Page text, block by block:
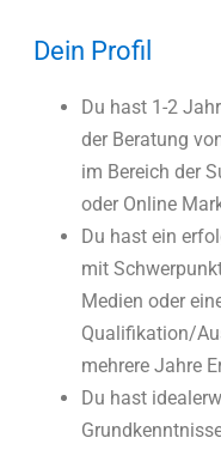
Dein Profil
Du hast 1-2
der Beratung
im Bereich der
oder Online
Du hast ein
mit
Medien oder
Qualifikation/
mehrere Jahre
Du hast